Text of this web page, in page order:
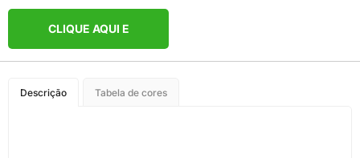
CLIQUE AQUI E
Descrição Tabela de cores